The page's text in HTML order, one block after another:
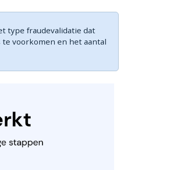
type fraudevalidatie dat
voorkomen en het aantal